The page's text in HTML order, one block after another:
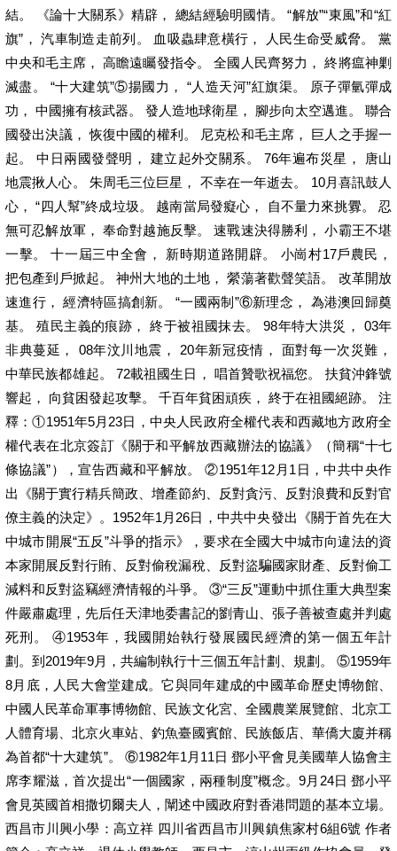
結。 《論十大關系》精辟， 總結經驗明國情。 “解放”“東風”和“紅
旗”， 汽車制造走前列。 血吸蟲肆意橫行， 人民生命受威脅。 黨
中央和毛主席， 高瞻遠矚發指令。 全國人民齊努力， 終將瘟神剿
滅盡。 “十大建筑”⑤揚國力， “人造天河”紅旗渠。 原子彈氫彈成
功， 中國擁有核武器。 發人造地球衛星， 腳步向太空邁進。 聯合
國發出決議， 恢復中國的權利。 尼克松和毛主席， 巨人之手握一
起。 中日兩國發聲明， 建立起外交關系。 76年遍布災星， 唐山
地震揪人心。 朱周毛三位巨星， 不幸在一年逝去。 10月喜訊鼓人
心， “四人幫”終成垃圾。 越南當局發癡心， 自不量力來挑釁。 忍
無可忍解放軍， 奉命對越施反擊。 速戰速決得勝利， 小霸王不堪
一擊。 十一屆三中全會， 新時期道路開辟。 小崗村17戶農民，
把包產到戶掀起。 神州大地的土地， 縈蕩著歡聲笑語。 改革開放
速進行， 經濟特區搞創新。 “一國兩制”⑥新理念， 為港澳回歸奠
基。 殖民主義的痕跡， 終于被祖國抹去。 98年特大洪災， 03年
非典蔓延， 08年汶川地震， 20年新冠疫情， 面對每一次災難，
中華民族都雄起。 72載祖國生日， 唱首贊歌祝福您。 扶貧沖鋒號
響起， 向貧困發起攻擊。 千百年貧困頑疾， 終于在祖國絕跡。 注
釋：①1951年5月23日，中央人民政府全權代表和西藏地方政府全
權代表在北京簽訂《關于和平解放西藏辦法的協議》（簡稱“十七
條協議”），宣告西藏和平解放。 ②1951年12月1日，中共中央作
出《關于實行精兵簡政、增產節約、反對貪污、反對浪費和反對官
僚主義的決定》。1952年1月26日，中共中央發出《關于首先在大
中城市開展“五反”斗爭的指示》，要求在全國大中城市向違法的資
本家開展反對行賄、反對偷稅漏稅、反對盜騙國家財產、反對偷工
減料和反對盜竊經濟情報的斗爭。 ③“三反”運動中抓住重大典型案
件嚴肅處理，先后任天津地委書記的劉青山、張子善被查處并判處
死刑。 ④1953年，我國開始執行發展國民經濟的第一個五年計
劃。到2019年9月，共編制執行十三個五年計劃、規劃。 ⑤1959年
8月底，人民大會堂建成。它與同年建成的中國革命歷史博物館、
中國人民革命軍事博物館、民族文化宮、全國農業展覽館、北京工
人體育場、北京火車站、釣魚臺國賓館、民族飯店、華僑大廈并稱
為首都“十大建筑”。 ⑥1982年1月11日 鄧小平會見美國華人協會主
席李耀滋，首次提出“一個國家，兩種制度”概念。9月24日 鄧小平
會見英國首相撒切爾夫人，闡述中國政府對香港問題的基本立場。
西昌市川興小學：高立祥 四川省西昌市川興鎮焦家村6組6號 作者